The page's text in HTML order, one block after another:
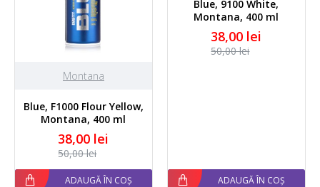
Montana
Blue, F1000 Flour Yellow,
Montana, 400 ml
38,00 lei
50,00 lei
ADAUGĂ ÎN COȘ
Blue, 9100 White,
Montana, 400 ml
38,00 lei
50,00 lei
ADAUGĂ ÎN COȘ